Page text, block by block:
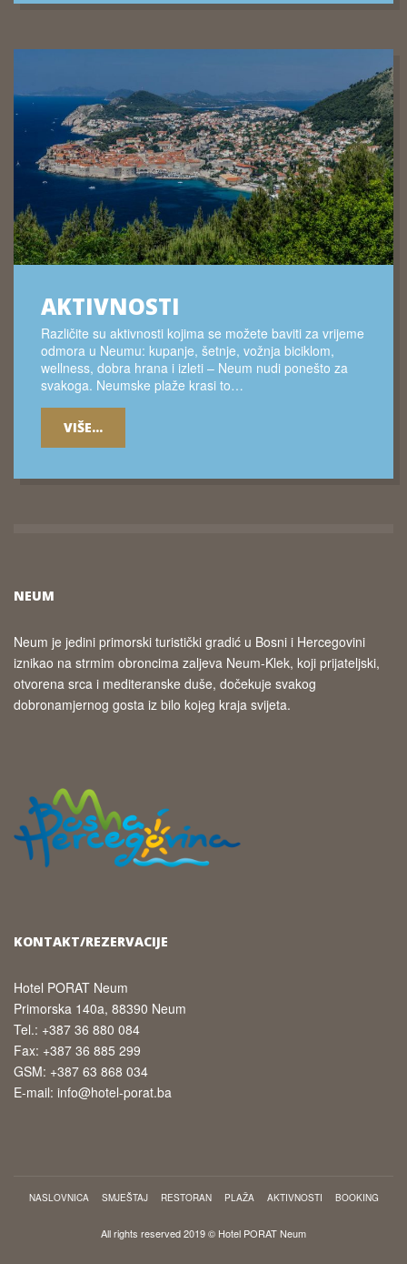
AKTIVNOSTI
Različite su aktivnosti kojima se možete baviti za vrijeme
odmora u Neumu: kupanje, šetnje, vožnja biciklom,
wellness, dobra hrana i izleti – Neum nudi ponešto za
svakoga. Neumske plaže krasi to…
VIŠE...
NEUM
Neum je jedini primorski turistički gradić u Bosni i Hercegovini
iznikao na strmim obroncima zaljeva Neum-Klek, koji prijateljski,
otvorena srca i mediteranske duše, dočekuje svakog
dobronamjernog gosta iz bilo kojeg kraja svijeta.
KONTAKT/REZERVACIJE
Hotel PORAT Neum
Primorska 140a, 88390 Neum
Tel.: +387 36 880 084
Fax: +387 36 885 299
GSM: +387 63 868 034
E-mail: info@hotel-porat.ba
NASLOVNICA SMJEŠTAJ RESTORAN PLAŽA AKTIVNOSTI BOOKING
All rights reserved 2019 © Hotel PORAT Neum